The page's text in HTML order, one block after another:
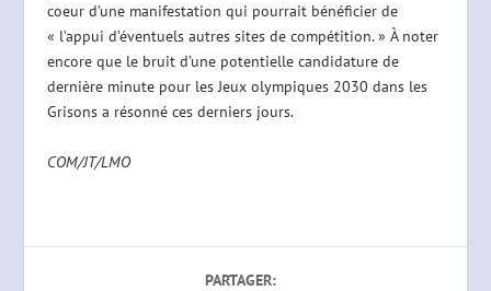
coeur d’une manifestation qui pourrait bénéficier de
« l’appui d’éventuels autres sites de compétition. » À noter
encore que le bruit d’une potentielle candidature de
dernière minute pour les Jeux olympiques 2030 dans les
Grisons a résonné ces derniers jours.
COM/JT/LMO
PARTAGER: